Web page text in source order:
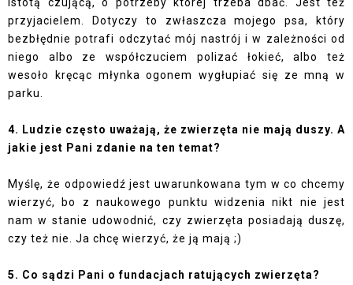
przyjacielem. Dotyczy to zwłaszcza mojego psa, który
bezbłędnie potrafi odczytać mój nastrój i w zależności od
niego albo ze współczuciem polizać łokieć, albo też
wesoło kręcąc młynka ogonem wygłupiać się ze mną w
parku.
4. Ludzie często uważają, że zwierzęta nie mają duszy. A
jakie jest Pani zdanie na ten temat?
Myślę, że odpowiedź jest uwarunkowana tym w co chcemy
wierzyć, bo z naukowego punktu widzenia nikt nie jest
nam w stanie udowodnić, czy zwierzęta posiadają duszę,
czy też nie. Ja chcę wierzyć, że ją mają ;)
5. Co sądzi Pani o fundacjach ratujących zwierzęta?